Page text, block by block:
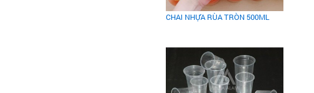
CHAI NHỰA RÙA TRÒN 500ML